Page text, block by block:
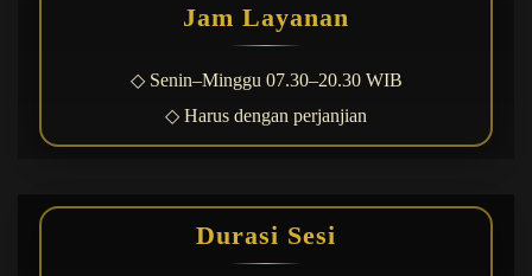
Jam Layanan
◇ Senin–Minggu 07.30–20.30 WIB
◇ Harus dengan perjanjian
Durasi Sesi